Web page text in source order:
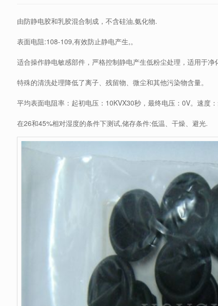
由防静电胶和乳胶混合制成，不含硅油,氨化物.
表面电阻:108-109,有效防止静电产生,。
适合操作静电敏感部件，严格控制静电产生低粉尘处理，适用于净
特殊的清洗处理降低了离子、残留物、微尘和其他污染物含量。
平均表面电阻率：起初电压：10KVX30秒，最终电压：0V。速度
在26和45%相对湿度的条件下测试,储存条件:低温、干燥、避光.